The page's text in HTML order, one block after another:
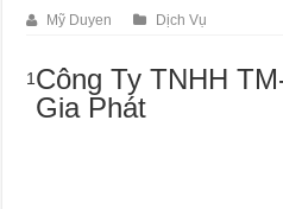
Mỹ Duyen Dịch Vụ
1 Công Ty TNHH
Gia Phát